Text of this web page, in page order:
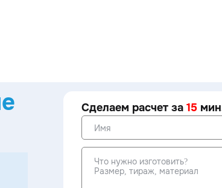
Сделаем расчет за 15